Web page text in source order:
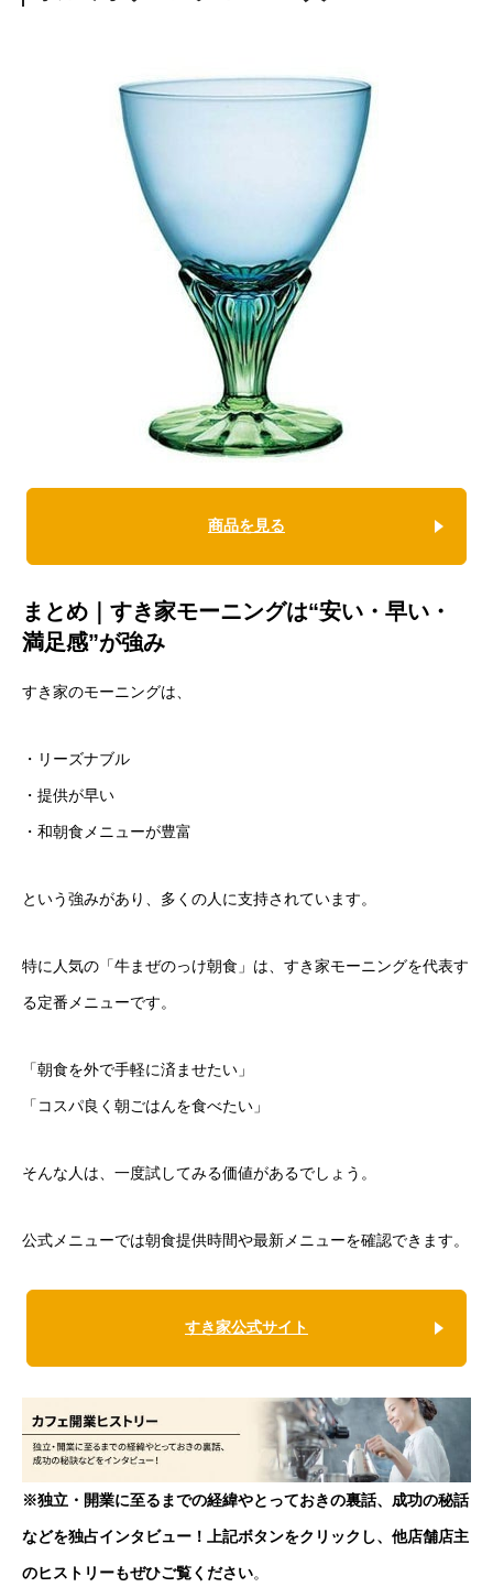
商品を見る
まとめ｜すき家モーニングは“安い・早い・
満足感”が強み
すき家のモーニングは、
・リーズナブル
・提供が早い
・和朝食メニューが豊富
という強みがあり、多くの人に支持されています。
特に人気の「牛まぜのっけ朝食」は、すき家モーニングを代表す
る定番メニューです。
「朝食を外で手軽に済ませたい」
「コスパ良く朝ごはんを食べたい」
そんな人は、一度試してみる価値があるでしょう。
公式メニューでは朝食提供時間や最新メニューを確認できます。
すき家公式サイト
※独立・開業に至るまでの経緯やとっておきの裏話、成功の秘話
などを独占インタビュー！上記ボタンをクリックし、他店舗店主
のヒストリーもぜひご覧ください。